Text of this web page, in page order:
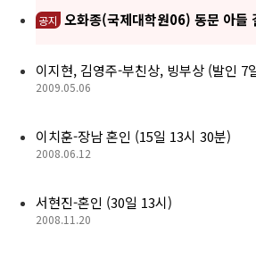
공지 오화종(국제대학원06) 동문 아들
이지현, 김영주-부친상, 빙부상 (발인 7
2009.05.06
이치훈-장남 혼인 (15일 13시 30분)
2008.06.12
서현진-혼인 (30일 13시)
2008.11.20